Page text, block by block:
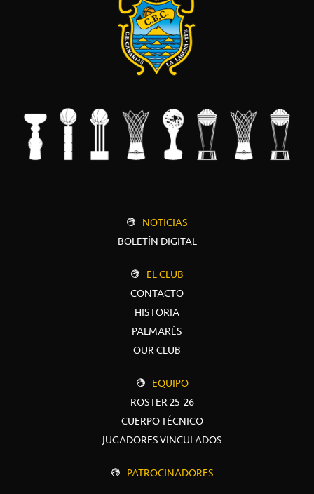
NOTICIAS
BOLETÍN DIGITAL
EL CLUB
CONTACTO
HISTORIA
PALMARÉS
OUR CLUB
EQUIPO
ROSTER 25-26
CUERPO TÉCNICO
JUGADORES VINCULADOS
PATROCINADORES